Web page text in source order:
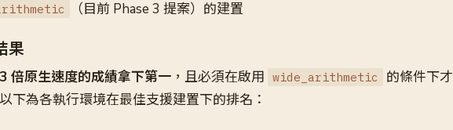
（目前 Phase 3 提案）的建置
果
倍原生速度的成績拿下第一 ，且必須在啟用 wide_arithmetic
的條件下才
下為各執行環境在最佳支援建置下的排名：